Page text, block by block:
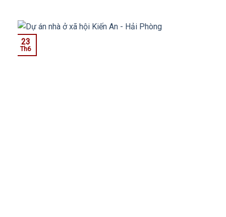
23
Th6